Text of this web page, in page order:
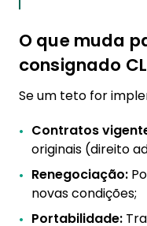
O que muda
consignado
Se um teto for
Contratos
originais (direito
Renegociação:
novas condições;
Portabilidade: